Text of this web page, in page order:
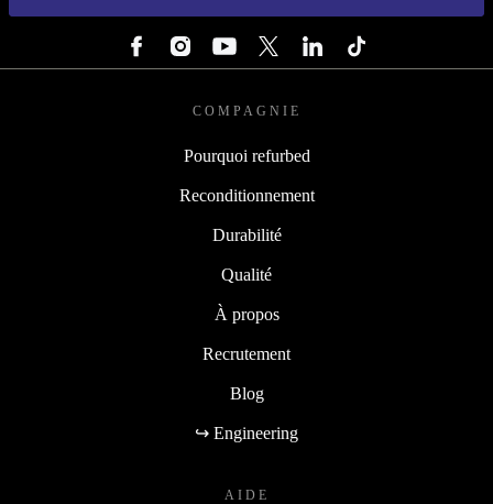
COMPAGNIE
Pourquoi refurbed
Reconditionnement
Durabilité
Qualité
À propos
Recrutement
Blog
↪ Engineering
AIDE